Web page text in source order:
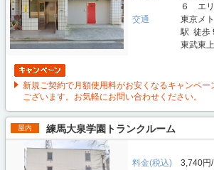
６ エリ
交通
東京メ
駅 徒歩
東武東
新規ご契約で月額使用料がお安くなるキャンペー
ございます。お気軽にお問い合わせください。
屋内 練馬大泉学園トランクルーム
料金(税込)
3,740円